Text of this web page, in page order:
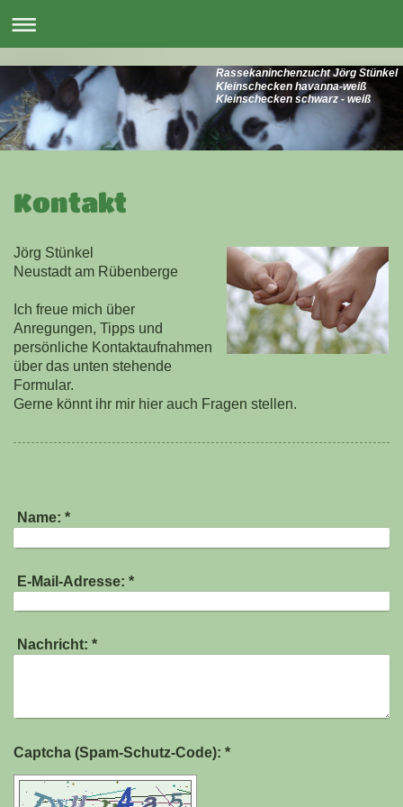
Rassekaninchenzucht Jörg Stünkel
Kleinschecken havanna-weiß
Kleinschecken schwarz - weiß
Kontakt
Jörg Stünkel
Neustadt am Rübenberge
Ich freue mich über
Anregungen, Tipps und
persönliche Kontaktaufnahmen
über das unten stehende
Formular.
Gerne könnt ihr mir hier auch Fragen stellen.
Name: *
E-Mail-Adresse: *
Nachricht: *
Captcha (Spam-Schutz-Code): *